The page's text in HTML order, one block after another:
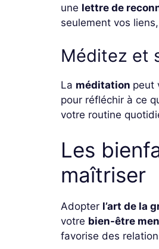
une lettre de
seulement vos
Méditez et
La méditation peut
pour réfléchir à ce
votre routine
Les
maîtriser
Adopter l’art de la
votre bien-être
favorise des